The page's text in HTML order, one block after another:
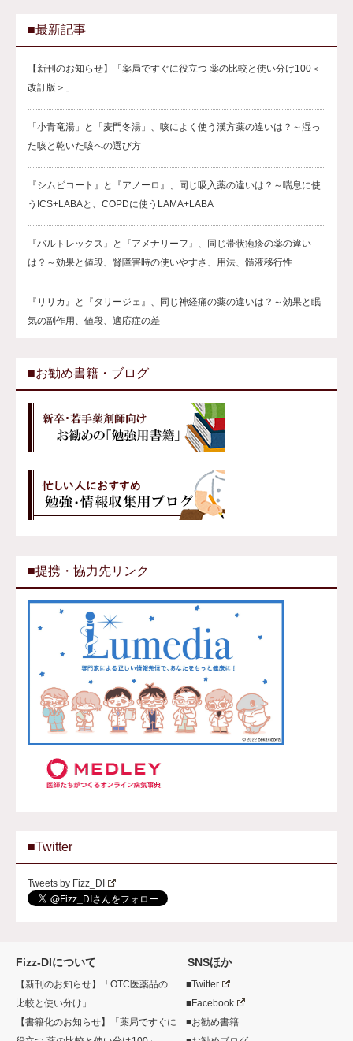
■最新記事
【新刊のお知らせ】「薬局ですぐに役立つ 薬の比較と使い分け100＜
改訂版＞」
「小青竜湯」と「麦門冬湯」、咳によく使う漢方薬の違いは？～湿っ
た咳と乾いた咳への選び方
『シムビコート』と『アノーロ』、同じ吸入薬の違いは？～喘息に使
うICS+LABAと、COPDに使うLAMA+LABA
『バルトレックス』と『アメナリーフ』、同じ帯状疱疹の薬の違い
は？～効果と値段、腎障害時の使いやすさ、用法、髄液移行性
『リリカ』と『タリージェ』、同じ神経痛の薬の違いは？～効果と眠
気の副作用、値段、適応症の差
■お勧め書籍・ブログ
■提携・協力先リンク
■Twitter
Tweets by Fizz_DI
Fizz-DIについて
【新刊のお知らせ】「OTC医薬品の
比較と使い分け」
【書籍化のお知らせ】「薬局ですぐに
SNSほか
■Twitter
■Facebook
■お勧め書籍